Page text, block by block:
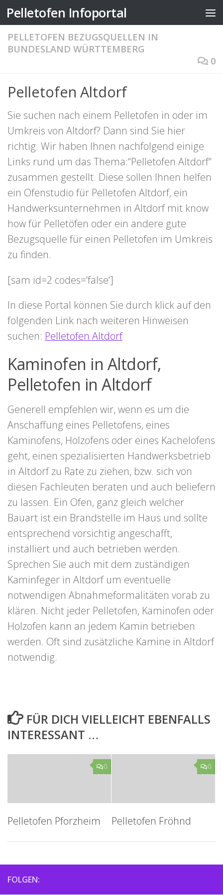
Zum Inhalt springen
Pelletofen Infoportal
PELLETOFEN BEZUGSQUELLEN IN
BUNDESLAND WÜRTTEMBERG
0
Pelletofen Altdorf
Sie suchen nach einem Pelletofen in oder im
Umkreis von Altdorf? Dann sind Sie hier
richtig. Wir haben Ihnen nachfolgend einige
Links rund um das Thema:“Pelletofen Altdorf“
zusammen gestellt. Diese sollen Ihnen helfen
ein Ofenstudio für Pelletofen Altdorf, ein
Handwerksunternehmen in Altdorf mit know
how für Pelletöfen oder ein andere gute
Bezugsquelle für einen Pelletofen im Umkreis
zu finden.
[sam id=2 codes=’false‘]
In diese Portal können Sie durch klick auf den
folgenden Link nach weiteren Hinweisen
suchen: Pelletofen Altdorf
Kaminofen in Altdorf,
Pelletofen in Altdorf
Generell empfehlen wir, wenn es um die
Anschaffung eines Pelletofens, eines
Kaminofens, Holzofens oder eines Kachelofens
geht, einen spezialisierten Handwerksbetrieb
in Altdorf zu Rate zu ziehen, bzw. sich von
diesen Fachleuten beraten und auch beliefern
zu lassen. Ein Ofen, ganz gleich welcher
Bauart ist ein Brandstelle im Haus und sollte
entsprechend vorsichtig angeschafft,
installiert und auch betrieben werden.
Sprechen Sie auch mit dem zuständigen
Kaminfeger in Altdorf um eventuelle
notwendigen Abnahmeformalitäten vorab zu
klären. Nicht jeder Pelletofen, Kaminofen oder
Holzofen kann an jedem Kamin betrieben
werden. Oft sind zusätzliche Kamine in Altdorf
notwendig.
FÜR DICH VIELLEICHT EBENFALLS
INTERESSANT …
0
Pelletofen Pforzheim
0
Pelletofen Fröhnd
FOLGEN: